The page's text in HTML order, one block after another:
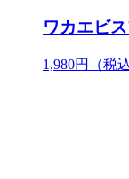
ワカエビ
1,980円 （税